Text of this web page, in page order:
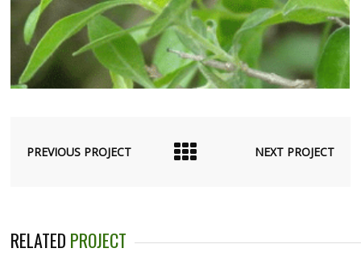
PREVIOUS PROJECT NEXT PROJECT
RELATED PROJECT